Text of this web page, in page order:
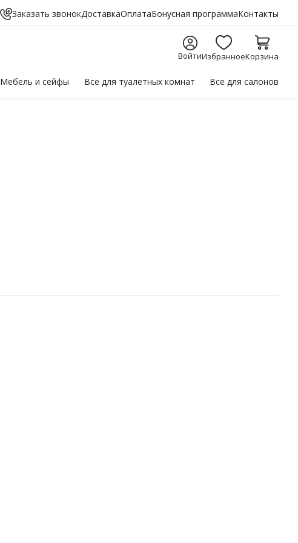
Заказать звонокДоставкаОплатаБонусная программаКонтакты
ВойтиИзбранноеКорзина
Мебельи сейфы Все для туалетных комнат Все для салонов